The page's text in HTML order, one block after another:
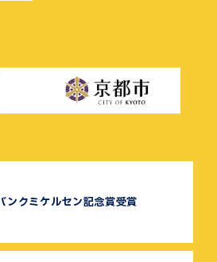
ンクミケルセン記念賞受賞